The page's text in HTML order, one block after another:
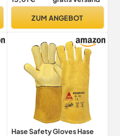
ZUM ANGEBOT
Hase Safety Gloves Hase